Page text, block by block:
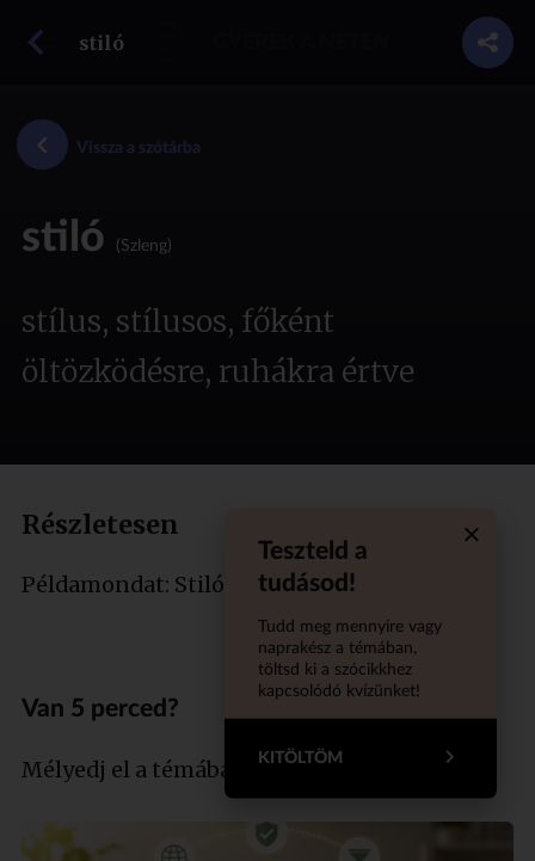
stiló
Vissza a szótárba
stiló (Szleng)
stílus, stílusos, főként
öltözködésre, ruhákra értve
Részletesen
Példamondat: Stiló a kabid!
Teszteld a
tudásod!
Tudd meg mennyire vagy
naprakész a témában,
töltsd ki a szócikkhez
kapcsolódó kvízünket!
KITÖLTÖM
Van 5 perced?
Mélyedj el a témában szakértőnkkel!